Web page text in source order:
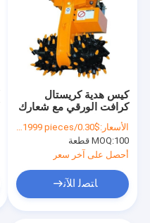
كيس هدية كريستال
كرافت الورقي مع شعارك
الخاص لحفلة عيد الميلاد
الزخرفية
الأسعار:$0.30/pieces 100-1999 pieces
MOQ:100 قطعة
أحصل على آخر سعر
ﺎﺘﺼﻟ ﺍﻶﻧ